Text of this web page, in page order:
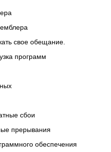
свое обещание.
программ
сбои
прерывания
обеспечения